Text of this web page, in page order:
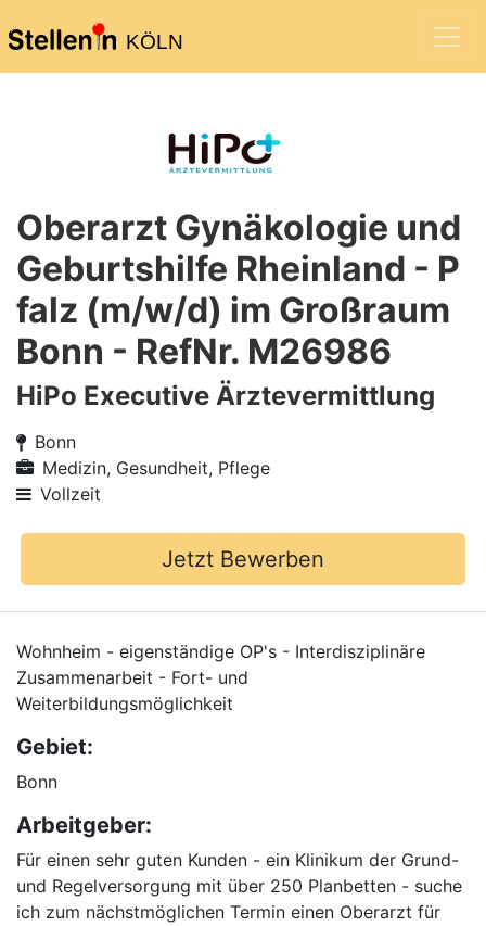
KÖLN
Oberarzt Gynäkologie und
Geburtshilfe Rheinland - P
falz (m/w/d) im Großraum
Bonn - RefNr. M26986
HiPo Executive Ärztevermittlung
Bonn
Medizin, Gesundheit, Pflege
Vollzeit
Jetzt Bewerben
Wohnheim - eigenständige OP's - Interdisziplinäre
Zusammenarbeit - Fort- und
Weiterbildungsmöglichkeit
Gebiet:
Bonn
Arbeitgeber:
Für einen sehr guten Kunden - ein Klinikum der Grund-
und Regelversorgung mit über 250 Planbetten - suche
ich zum nächstmöglichen Termin einen Oberarzt für